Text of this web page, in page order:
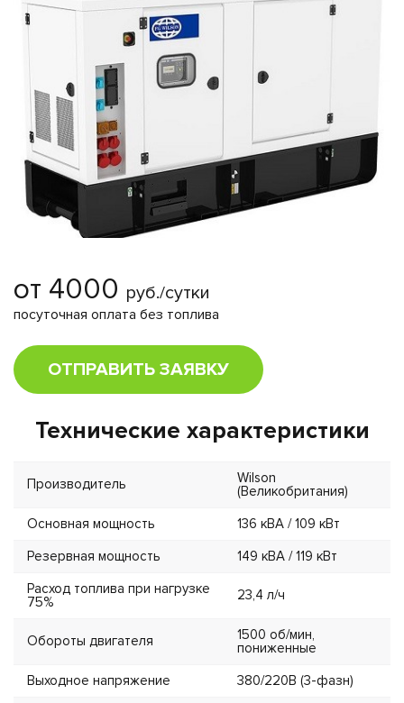
от 4000 руб./сутки
посуточная оплата без топлива
ОТПРАВИТЬ ЗАЯВКУ
Технические характеристики
Производитель
Wilson
(Великобритания)
Основная мощность
136 кВА / 109 кВт
Резервная мощность
149 кВА / 119 кВт
Расход топлива при нагрузке
75%
23,4 л/ч
Обороты двигателя
1500 об/мин,
пониженные
Выходное напряжение
380/220В (3-фазн)